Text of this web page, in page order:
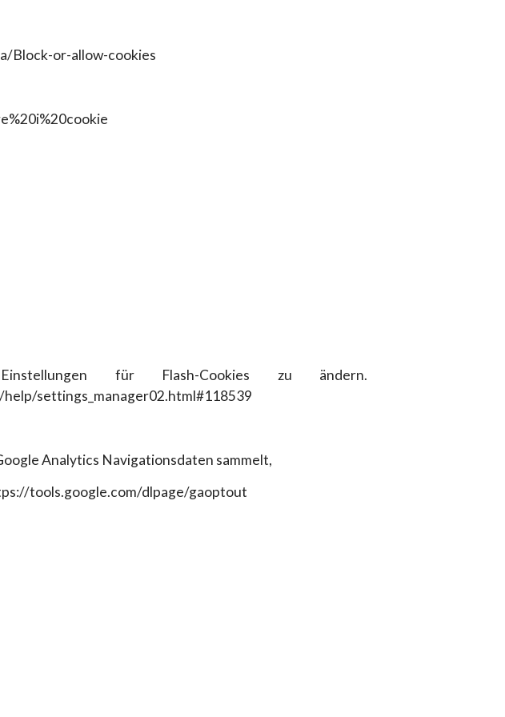
Block-or-allow-cookies
für Flash-Cookies zu ändern.
settings_manager02.html#118539
Analytics Navigationsdaten sammelt,
tools.google.com/dlpage/gaoptout